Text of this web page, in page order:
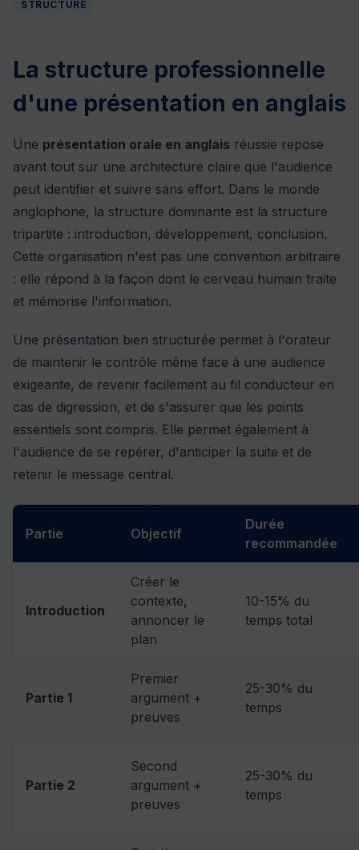
STRUCTURE
La structure professionnelle
d'une présentation en anglais
Une présentation orale en anglais réussie repose
avant tout sur une architecture claire que l'audience
peut identifier et suivre sans effort. Dans le monde
anglophone, la structure dominante est la structure
tripartite : introduction, développement, conclusion.
Cette organisation n'est pas une convention arbitraire
: elle répond à la façon dont le cerveau humain traite
et mémorise l'information.
Une présentation bien structurée permet à l'orateur
de maintenir le contrôle même face à une audience
exigeante, de revenir facilement au fil conducteur en
cas de digression, et de s'assurer que les points
essentiels sont compris. Elle permet également à
l'audience de se repérer, d'anticiper la suite et de
retenir le message central.
Partie Objectif
Durée
recommandée
Introduction
Créer le
contexte,
annoncer le
plan
10-15% du
temps total
Partie 1
Premier
argument +
preuves
25-30% du
temps
Partie 2
Second
argument +
preuves
25-30% du
temps